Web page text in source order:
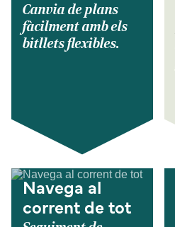
Canvia de plans
fàcilment amb els
bitllets flexibles.
Navega al
corrent de tot